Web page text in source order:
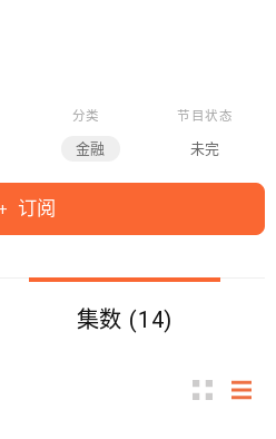
分类
金融
节目状态
未完
订阅
集数 (14)